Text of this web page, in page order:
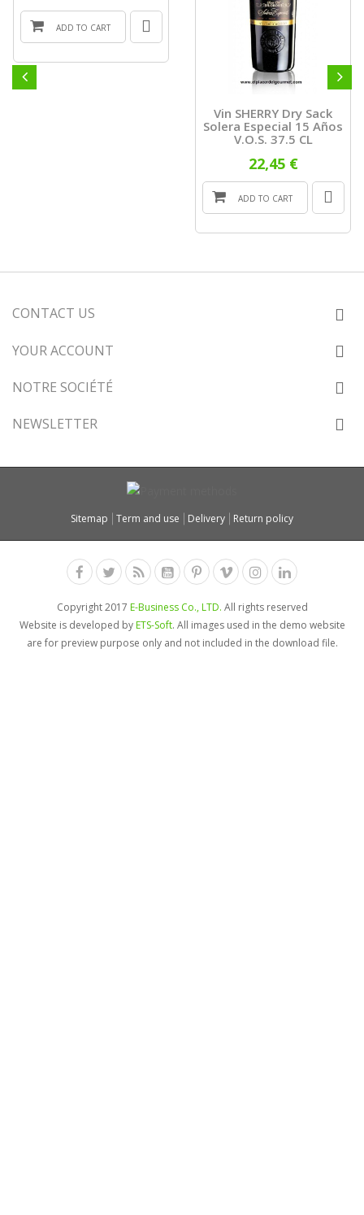
ADD TO CART
Vin SHERRY Dry Sack
Solera Especial 15 Años
V.O.S. 37.5 CL
22,45 €
ADD TO CART
CONTACT US
YOUR ACCOUNT
NOTRE SOCIÉTÉ
NEWSLETTER
Sitemap Term and use Delivery Return policy
Copyright 2017 E-Business Co., LTD. All rights reserved
Website is developed byETS-Soft. All images used in the demo website
are for preview purpose only and not included in the download file.